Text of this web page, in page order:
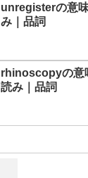
unregisterの意
み｜品詞
rhinoscopyの意
読み｜品詞